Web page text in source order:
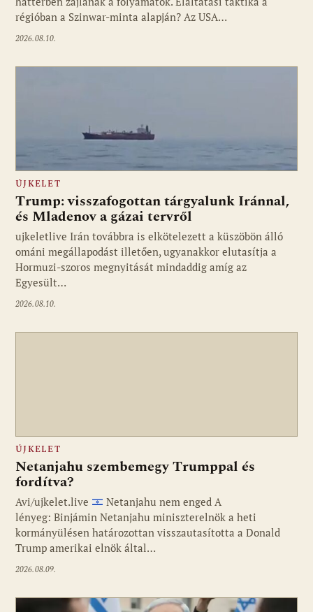
régióban a Szinwar-minta alapján? Az USA…
2026.08.10.
Fotó: ujkelet.live
ÚJKELET
Trump: visszafogottan tárgyalunk Iránnal,
és Mladenov a gázai tervről
ujkeletlive Irán továbbra is elkötelezett a küszöbön álló
ománi megállapodást illetően, ugyanakkor elutasítja a
Hormuzi-szoros megnyitását mindaddig amíg az
Egyesült…
2026.08.10.
ÚJKELET
Netanjahu szembemegy Trumppal és
fordítva?
Avi/ujkelet.live
Netanjahu nem enged A
lényeg: Binjámin Netanjahu miniszterelnök a heti
kormányülésen határozottan visszautasította a Donald
Trump amerikai elnök által…
2026.08.09.